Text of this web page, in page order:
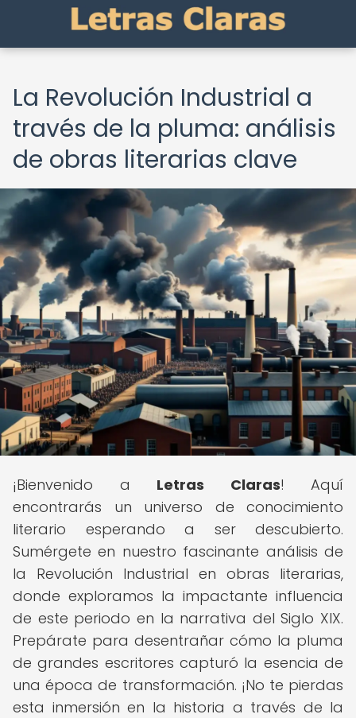
La Revolución Industrial a
través de la pluma: análisis
de obras literarias clave
¡Bienvenido a Letras Claras! Aquí
encontrarás un universo de conocimiento
literario esperando a ser descubierto.
Sumérgete en nuestro fascinante análisis de
la Revolución Industrial en obras literarias,
donde exploramos la impactante influencia
de este periodo en la narrativa del Siglo XIX.
Prepárate para desentrañar cómo la pluma
de grandes escritores capturó la esencia de
una época de transformación. ¡No te pierdas
esta inmersión en la historia a través de la